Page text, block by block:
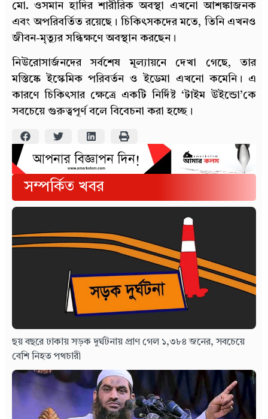
মো. ওসমান হাদির শারীরিক অবস্থা এখনো আশঙ্কাজনক
এবং অপরিবর্তিত রয়েছে। চিকিৎসকদের মতে, তিনি এখনও
জীবন-মৃত্যুর সন্ধিক্ষণে অবস্থান করছেন।
নিউরোসার্জনদের সর্বশেষ মূল্যায়নে দেখা গেছে, তার
মস্তিষ্কে ইস্কেমিক পরিবর্তন ও ইডেমা এখনো কমেনি। এ
কারণে চিকিৎসার ক্ষেত্রে একটি নির্দিষ্ট ‘টাইম উইন্ডো’কে
সবচেয়ে গুরুত্বপূর্ণ বলে বিবেচনা করা হচ্ছে।
সম্পর্কিত খবর
ছয় বছরে ঢাকায় সড়ক দুর্ঘটনায় প্রাণ গেল ১,৩৮৪ জনের, সবচেয়ে
বেশি নিহত পথচারী